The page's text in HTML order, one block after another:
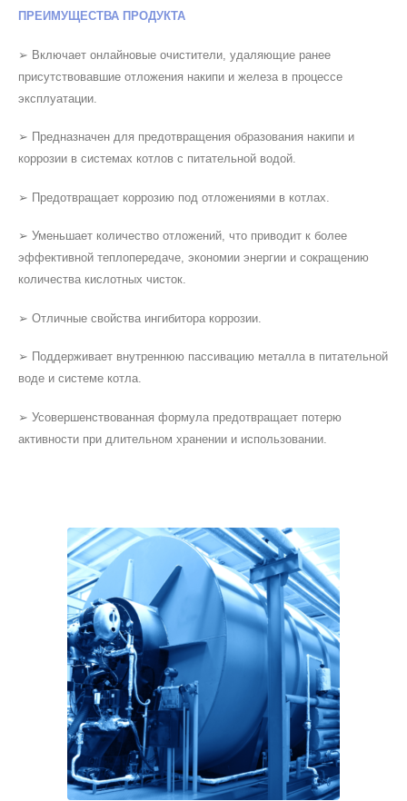
ПРЕИМУЩЕСТВА ПРОДУКТА
➢ Включает онлайновые очистители, удаляющие ранее
присутствовавшие отложения накипи и железа в процессе
эксплуатации.
➢ Предназначен для предотвращения образования накипи и
коррозии в системах котлов с питательной водой.
➢ Предотвращает коррозию под отложениями в котлах.
➢ Уменьшает количество отложений, что приводит к более
эффективной теплопередаче, экономии энергии и сокращению
количества кислотных чисток.
➢ Отличные свойства ингибитора коррозии.
➢ Поддерживает внутреннюю пассивацию металла в питательной
воде и системе котла.
➢ Усовершенствованная формула предотвращает потерю
активности при длительном хранении и использовании.